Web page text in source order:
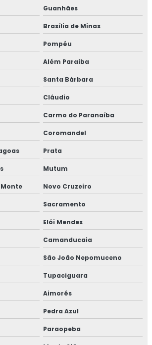
cerâmica
para container
tubulação
térmico
térmico de dutos
térmico industrial
térmico industrial no rj
de rocha
lã de rocha
de pintura
térmico
industrial
Guanhães
Brasília de Minas
Pompéu
Além Paraíba
Santa Bárbara
Cláudio
Carmo do Paranaíba
Coromandel
Prata
Mutum
Novo Cruzeiro
Sacramento
Elói Mendes
Camanducaia
São João Nepomuceno
Tupaciguara
Aimorés
Pedra Azul
Paraopeba